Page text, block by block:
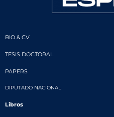
BIO & CV
TESIS DOCTORAL
PAPERS
DIPUTADO NACIONAL
Libros